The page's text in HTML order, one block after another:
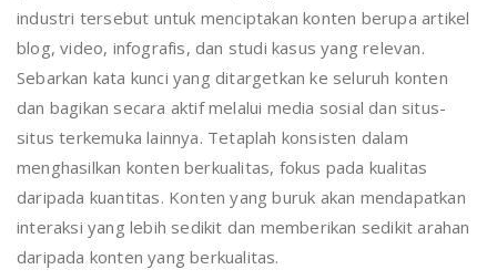
industri tersebut untuk menciptakan konten berupa artikel
blog, video, infografis, dan studi kasus yang relevan.
Sebarkan kata kunci yang ditargetkan ke seluruh konten
dan bagikan secara aktif melalui media sosial dan situs-
situs terkemuka lainnya. Tetaplah konsisten dalam
menghasilkan konten berkualitas, fokus pada kualitas
daripada kuantitas. Konten yang buruk akan mendapatkan
interaksi yang lebih sedikit dan memberikan sedikit arahan
daripada konten yang berkualitas.